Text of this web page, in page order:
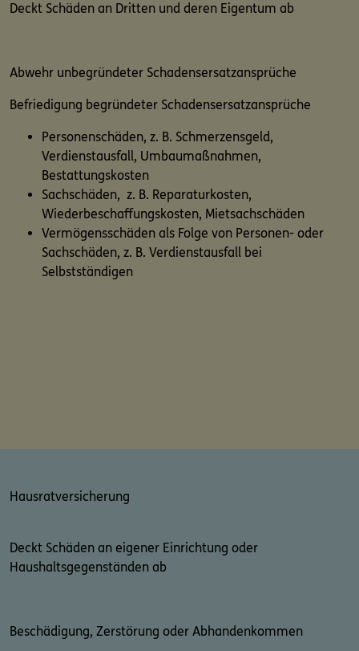
Deckt Schäden an Dritten und deren Eigentum ab
Abwehr unbegründeter Schadensersatzansprüche
Befriedigung begründeter Schadensersatzansprüche
Personenschäden, z. B. Schmerzensgeld,
Verdienstausfall, Umbaumaßnahmen,
Bestattungskosten
Sachschäden, z. B. Reparaturkosten,
Wiederbeschaffungskosten, Mietsachschäden
Vermögensschäden als Folge von Personen- oder
Sachschäden, z. B. Verdienstausfall bei
Selbstständigen
Hausratversicherung
Deckt Schäden an eigener Einrichtung oder
Haushaltsgegenständen ab
Beschädigung, Zerstörung oder Abhandenkommen